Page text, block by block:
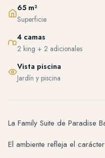
65 m²
Superficie
4 camas
2 king + 2 adicionales
Vista piscina
Jardín y piscina
La Family Suite de Paradise
El ambiente refleja el